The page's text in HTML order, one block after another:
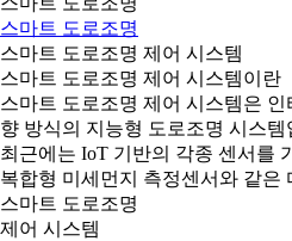
스마트 도로조명
스마트 도로조명 제어 시스템
스마트 도로조명 제어 시스템이란
스마트 도로조명 제어 시스템은
향 방식의 지능형 도로조명 시스템
최근에는 IoT 기반의 각종 센서를
복합형 미세먼지 측정센서와 같은
스마트 도로조명
제어 시스템